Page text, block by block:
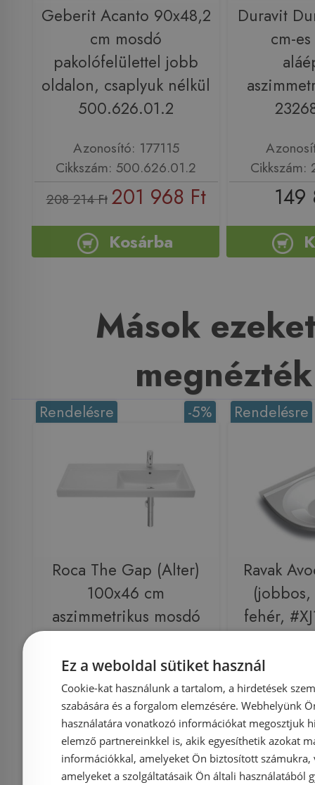
Geberit Acanto 90x48,2
cm mosdó
pakolófelülettel jobb
oldalon, csaplyuk nélkül
500.626.01.2
Azonosító: 177115
Cikkszám: 500.626.01.2
208 214 Ft 201 968 Ft
Kosárba
Duravit
cm-
149
Mások
megnézték
-5%
Rendelésre
Roca The Gap (Alter)
100x46 cm
aszimmetrikus mosdó
Azonosító: 183369
Cikkszám: A3270ME000
80 709 Ft76 673 Ft
Rendelésre
Ravak
fehér,
Cikkszám:
70 600 Ft
Ez a weboldal sütiket használ
Cookie-kat használunk a tartalom, a hirdetések
szabására és a forgalom elemzésére. Webhelyünk
használatára vonatkozó információkat megosztjuk
elemző partnereinkkel is, akik egyesíthetik azokat
információkkal, amelyeket Ön biztosított számukra,
amelyeket a szolgáltatásaik Ön általi használatából